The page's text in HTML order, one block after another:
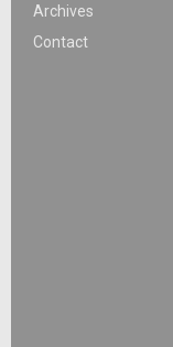
Archives
Contact